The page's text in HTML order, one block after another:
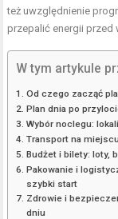
też uwzględnienie
przepalić energii przed
W tym artykule
Od czego zacząć
Plan dnia po
Wybór noclegu:
Transport na
Budżet i bilety: loty,
Pakowanie i
szybki start
Zdrowie i
dniu